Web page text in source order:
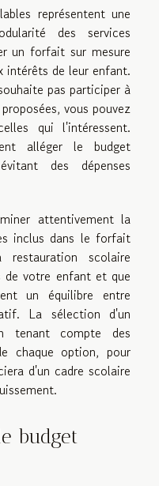
représentent une
des services
un forfait sur mesure
intérêts de leur enfant.
pas participer à
vous pouvez
qui l'intéressent.
alléger le budget
des dépenses
attentivement la
inclus dans le forfait
restauration scolaire
de votre enfant et que
un équilibre entre
La sélection d'un
compte des
chaque option, pour
d'un cadre scolaire
budget